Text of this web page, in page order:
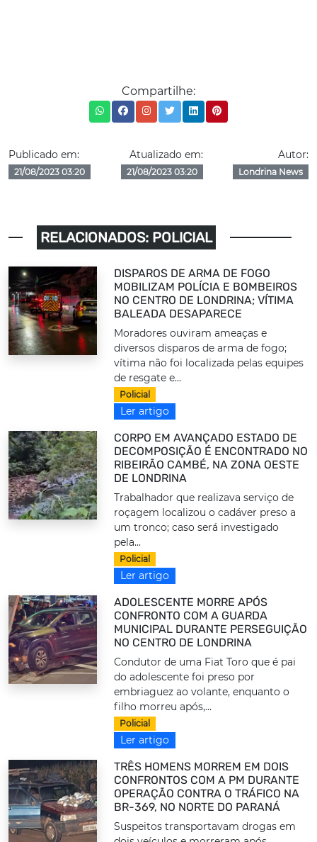
Compartilhe:
Publicado em:
21/08/2023 03:20
Atualizado em:
21/08/2023 03:20
Autor:
Londrina News
RELACIONADOS: POLICIAL
DISPAROS DE ARMA DE FOGO
MOBILIZAM POLÍCIA E BOMBEIROS
NO CENTRO DE LONDRINA; VÍTIMA
BALEADA DESAPARECE
Moradores ouviram ameaças e
diversos disparos de arma de fogo;
vítima não foi localizada pelas equipes
de resgate e...
Policial
Ler artigo
CORPO EM AVANÇADO ESTADO DE
DECOMPOSIÇÃO É ENCONTRADO NO
RIBEIRÃO CAMBÉ, NA ZONA OESTE
DE LONDRINA
Trabalhador que realizava serviço de
roçagem localizou o cadáver preso a
um tronco; caso será investigado
pela...
Policial
Ler artigo
ADOLESCENTE MORRE APÓS
CONFRONTO COM A GUARDA
MUNICIPAL DURANTE PERSEGUIÇÃO
NO CENTRO DE LONDRINA
Condutor de uma Fiat Toro que é pai
do adolescente foi preso por
embriaguez ao volante, enquanto o
filho morreu após,...
Policial
Ler artigo
TRÊS HOMENS MORREM EM DOIS
CONFRONTOS COM A PM DURANTE
OPERAÇÃO CONTRA O TRÁFICO NA
BR-369, NO NORTE DO PARANÁ
Suspeitos transportavam drogas em